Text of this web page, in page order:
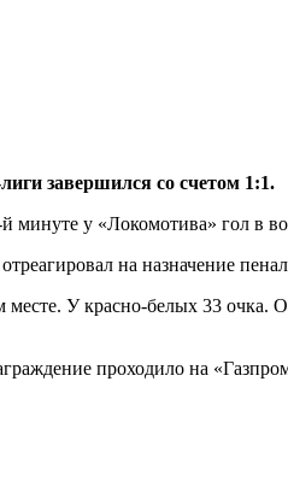
завершился со счетом 1:1.
минуте у «Локомотива» гол в
на назначение
месте. У красно-белых 33
проходило на